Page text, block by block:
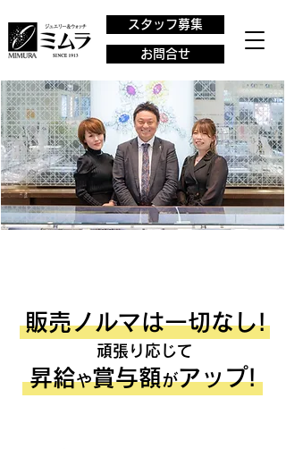
スタッフ募集
お問合せ
販売ノルマは一切なし!
頑張り応じて
昇給や賞与額がアップ!